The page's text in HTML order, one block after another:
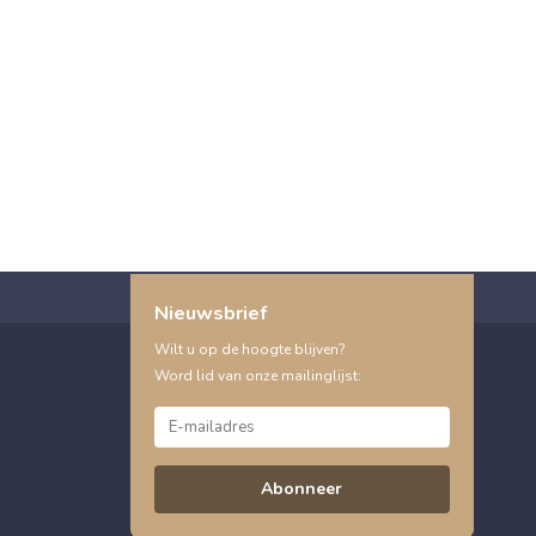
Nieuwsbrief
Wilt u op de hoogte blijven?
Word lid van onze mailinglijst:
Abonneer